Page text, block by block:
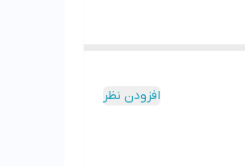
افزودن نظر